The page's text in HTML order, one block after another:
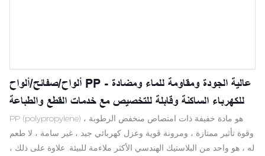
ألواح/صفائح/ألواح PP - عالية الجودة ومقاومة للماء ومضادة
للكهرباء الساكنة وقابلة للتخصيص مع خدمات القطع والطباعة
PP (polypropylene) هو مادة خفيفة ذات امتصاص منخفض الرطوبة ،
وقوة تأثير ممتازة ، ومرونة قوية وعزل كهربائي جيد ، غير سامة ، لا طعم
له ، هو واحد من البلاستيك الهندسي الأكثر ملاءمة للبيئة. علاوة على ذلك ،